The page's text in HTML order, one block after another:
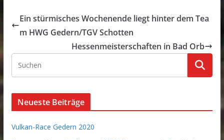
Ein stürmisches Wochenende liegt hinter dem Tea
m HWG Gedern/TGV Schotten
Hessenmeisterschaften in Bad Orb
Neueste Beiträge
Vulkan-Race Gedern 2020